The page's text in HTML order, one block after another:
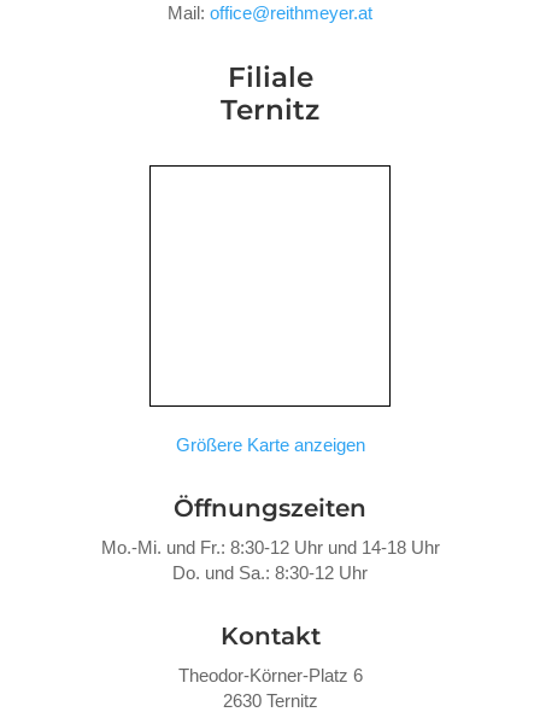
Mail: office@reithmeyer.at
Filiale
Ternitz
Größere Karte anzeigen
Öffnungszeiten
Mo.-Mi. und Fr.: 8:30-12 Uhr und 14-18 Uhr
Do. und Sa.: 8:30-12 Uhr
Kontakt
Theodor-Körner-Platz 6
2630 Ternitz